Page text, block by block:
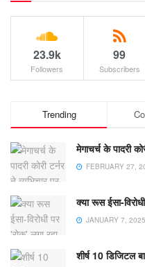
23.9k
Followers
99
Subscribers
Trending
मेगाचर्च के पादरी
FEBRUARY 27,
क्या रूस ईसा-
JANUARY 7, 2025
शीर्ष 10 डिजिटल